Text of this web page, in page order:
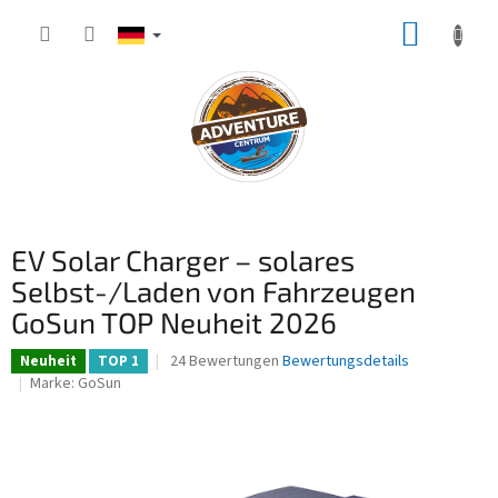
EV Solar Charger – solares
Selbst-/Laden von Fahrzeugen
GoSun TOP Neuheit 2026
Neuheit TOP 1
Die
24 Bewertungen Bewertungsdetails
Marke: GoSun